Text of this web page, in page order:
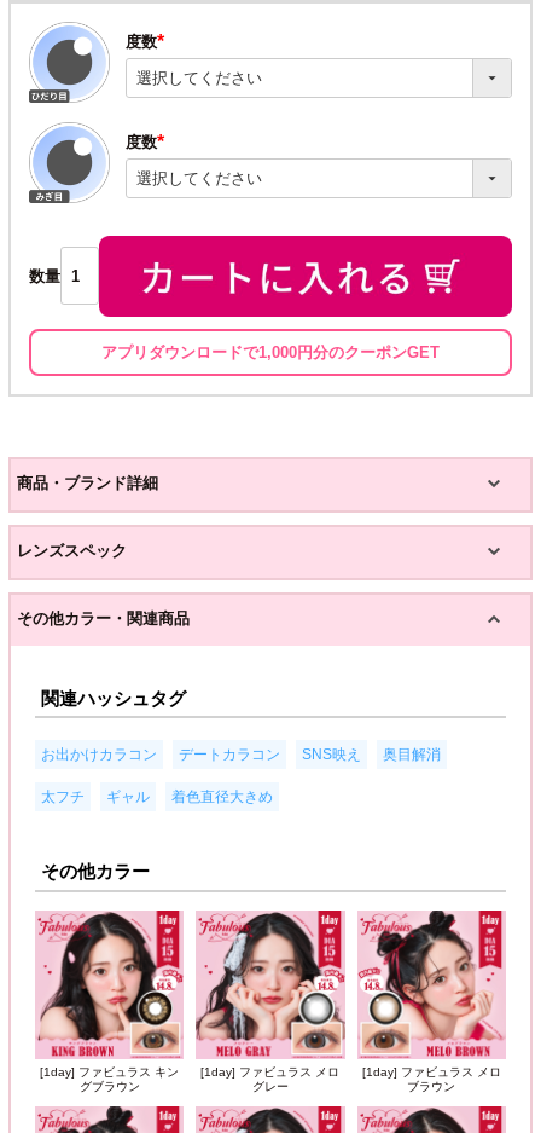
度数
(必
須)
度数
(必
須)
数量
アプリダウンロードで1,000円分のクーポンGET
商品・ブランド詳細
レンズスペック
その他カラー・関連商品
関連ハッシュタグ
お出かけカラコン デートカラコン SNS映え 奥目解消
太フチ ギャル 着色直径大きめ
その他カラー
[1day] ファビュラス キン
グブラウン
[1day] ファビュラス メロ
グレー
[1day] ファビュラス メロ
ブラウン